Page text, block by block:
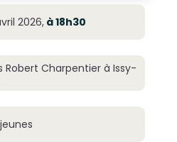
2026,à 18h30
Robert Charpentier à Issy-